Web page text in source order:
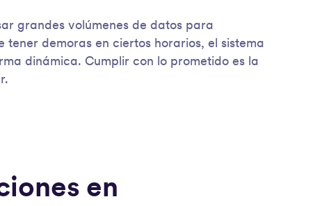
grandes volúmenes de datos para
demoras en ciertos horarios, el sistema
dinámica. Cumplir con lo prometido es la
en